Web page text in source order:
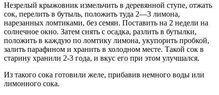
Незрелый крыжовник измельчить в деревянной ступе, отжать
сок, перелить в бутыль, положить туда 2—3 лимона,
нарезанных ломтиками, без семян. Поставить на 2 недели на
солнечное окно. Затем снять с осадка, разлить в бутылки,
положить в каждую по ломтику лимона, укупорить пробкой,
залить парафином и хранить в холодном месте. Такой сок в
старину хранили 2-3 года, и вкус его при этом улучшался.
Из такого сока готовили желе, прибавив немного воды или
лимонного сока.